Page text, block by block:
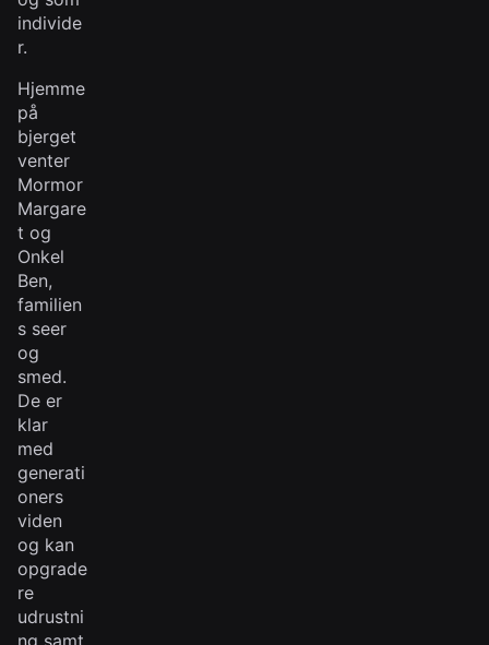
individe
r.
Hjemme
på
bjerget
venter
Mormor
Margare
t og
Onkel
Ben,
familien
s seer
og
smed.
De er
klar
med
generati
oners
viden
og kan
opgrade
re
udrustni
ng samt